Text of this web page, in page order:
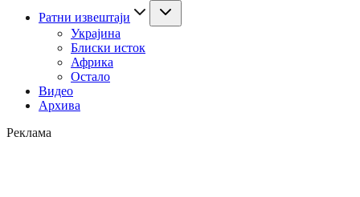
Ратни извештаји
Украјина
Блиски исток
Африка
Остало
Видео
Архива
Реклама